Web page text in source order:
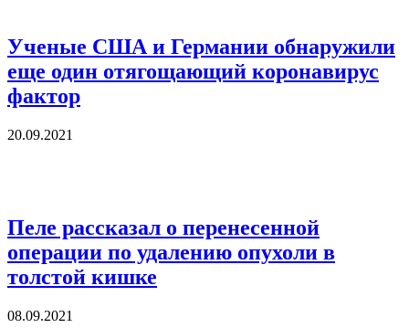
Ученые США и Германии обнаружили
еще один отягощающий коронавирус
фактор
20.09.2021
Пеле рассказал о перенесенной
операции по удалению опухоли в
толстой кишке
08.09.2021